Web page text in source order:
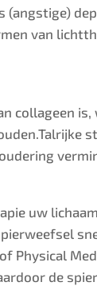
van
collageen
uw
Physical
de